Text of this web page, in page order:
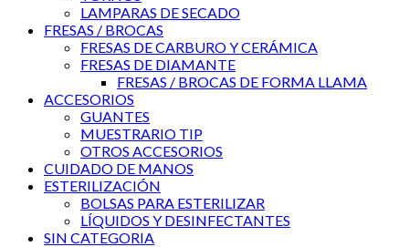
LAMPARAS DE SECADO
FRESAS / BROCAS
FRESAS DE CARBURO Y CERÁMICA
FRESAS DE DIAMANTE
FRESAS / BROCAS DE FORMA LLAMA
ACCESORIOS
GUANTES
MUESTRARIO TIP
OTROS ACCESORIOS
CUIDADO DE MANOS
ESTERILIZACIÓN
BOLSAS PARA ESTERILIZAR
LÍQUIDOS Y DESINFECTANTES
SIN CATEGORIA